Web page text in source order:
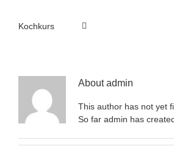
Kochkurs
About admin
This author has not yet
So far admin has